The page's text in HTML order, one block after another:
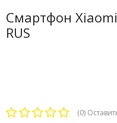
Смартфон
RUS
(0)